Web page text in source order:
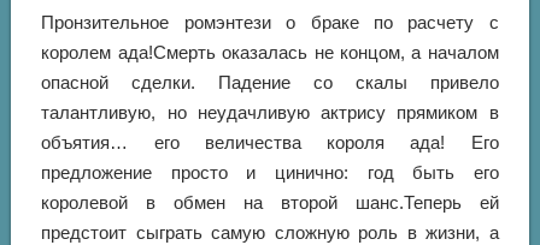
Пронзительное ромэнтези о браке по расчету с
королем ада!Смерть оказалась не концом, а началом
опасной сделки. Падение со скалы привело
талантливую, но неудачливую актрису прямиком в
объятия… его величества короля ада! Его
предложение просто и цинично: год быть его
королевой в обмен на второй шанс.Теперь ей
предстоит сыграть самую сложную роль в жизни, а